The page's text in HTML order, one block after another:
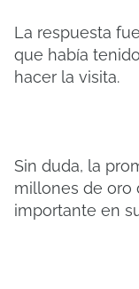
La respuesta
que había
hacer la visita.
Sin duda, la
millones de oro
importante en